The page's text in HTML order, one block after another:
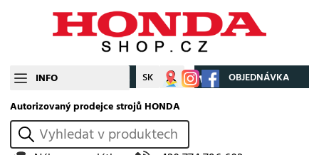
INFO CZ SK Můj účet OBJEDNÁVKA
Autorizovaný prodejce strojů HONDA
vyhledat